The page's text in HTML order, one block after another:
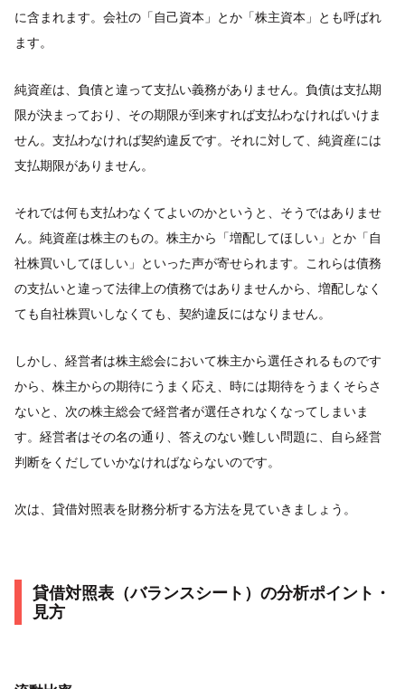
に含まれます。会社の「自己資本」とか「株主資本」とも呼ばれ
ます。
純資産は、負債と違って支払い義務がありません。負債は支払期
限が決まっており、その期限が到来すれば支払わなければいけま
せん。支払わなければ契約違反です。それに対して、純資産には
支払期限がありません。
それでは何も支払わなくてよいのかというと、そうではありませ
ん。純資産は株主のもの。株主から「増配してほしい」とか「自
社株買いしてほしい」といった声が寄せられます。これらは債務
の支払いと違って法律上の債務ではありませんから、増配しなく
ても自社株買いしなくても、契約違反にはなりません。
しかし、経営者は株主総会において株主から選任されるものです
から、株主からの期待にうまく応え、時には期待をうまくそらさ
ないと、次の株主総会で経営者が選任されなくなってしまいま
す。経営者はその名の通り、答えのない難しい問題に、自ら経営
判断をくだしていかなければならないのです。
次は、貸借対照表を財務分析する方法を見ていきましょう。
貸借対照表（バランスシート）の分析ポイント・
見方